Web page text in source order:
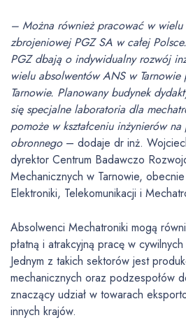
– Można również pracować w wielu
zbrojeniowej PGZ SA w całej
PGZ dbają o indywidualny rozwój
wielu absolwentów ANS w
Tarnowie. Planowany budynek
się specjalne laboratoria dla
pomoże w kształceniu inżynierów na
obronnego – dodaje dr inż.
dyrektor Centrum Badawczo
Mechanicznych w Tarnowie,
Elektroniki, Telekomunikacji i
Absolwenci Mechatroniki mogą
płatną i atrakcyjną pracę w
Jednym z takich sektorów jest
mechanicznych oraz podzespołów
znaczący udział w towarach
innych krajów.